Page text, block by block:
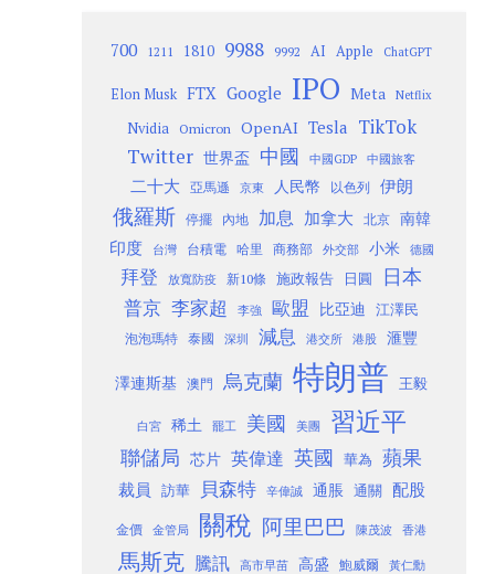
700 1211 1810 9988 9992 AI Apple ChatGPT
Elon Musk FTX Google IPO Meta Netflix
Nvidia Omicron OpenAI Tesla TikTok
Twitter 世界盃 中國 中國GDP 中國旅客
二十大 亞馬遜 京東 人民幣 以色列 伊朗
俄羅斯 停擺 內地 加息 加拿大 北京
南韓
印度
台灣 台積電 哈里 商務部 外交部 小米 德國
拜登 放寬防疫 新10條 施政報告 日圓 日本
普京 李家超 李強 歐盟 比亞迪 江澤民
泡泡瑪特 泰國 深圳 減息 港交所 港股 滙豐
澤連斯基 澳門 烏克蘭 特朗普 王毅
白宮 稀土 罷工 美國 美團 習近平
聯儲局 芯片 英偉達 英國 華為 蘋果
裁員 訪華 貝森特 辛偉誠 通脹 通關 配股
金價 金管局 關稅 阿里巴巴 陳茂波 香港
馬斯克 騰訊 高市早苗 高盛 鮑威爾 黃仁勳